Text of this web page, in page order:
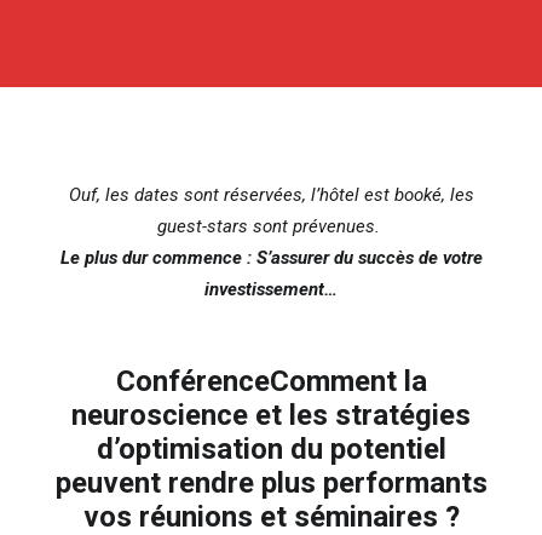
Ouf, les dates sont réservées, l’hôtel est booké, les
guest-stars sont prévenues.
Le plus dur commence : S’assurer du succès de votre
investissement…
ConférenceComment la
neuroscience et les stratégies
d’optimisation du potentiel
peuvent rendre plus performants
vos réunions et séminaires ?